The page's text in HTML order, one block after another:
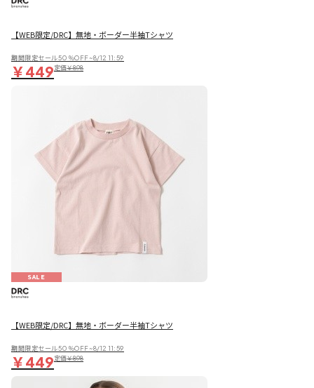
【WEB限定/DRC】無地・ボーダー半袖Tシャツ
期間限定セール50％OFF~8/12 11:59
￥449定価￥898
SALE
【WEB限定/DRC】無地・ボーダー半袖Tシャツ
期間限定セール50％OFF~8/12 11:59
￥449定価￥898